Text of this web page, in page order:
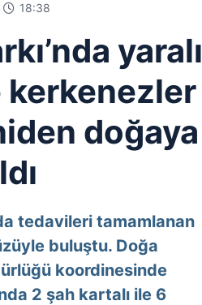
18:38
yaralı
kerkenezler
doğaya
tedavileri tamamlanan
buluştu. Doğa
koordinesinde
2 şah kartalı ile 6